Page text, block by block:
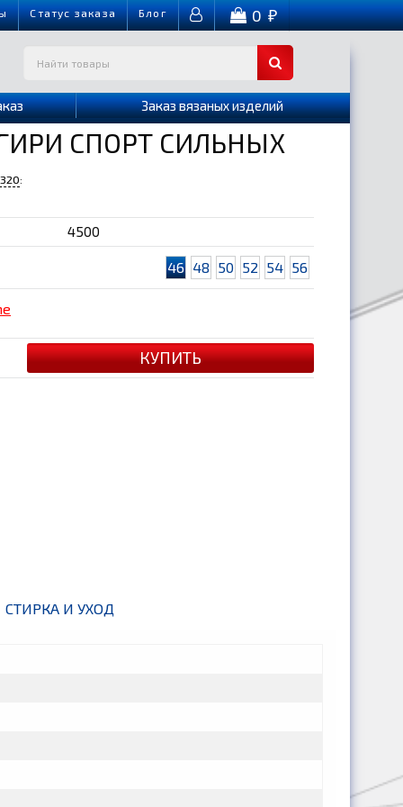
Cтатус заказа Блог 0₽
Заказ вязаных изделий
СПОРТ СИЛЬНЫХ
:
4500
46 48 50 52 54 56
СТИРКА И УХОД